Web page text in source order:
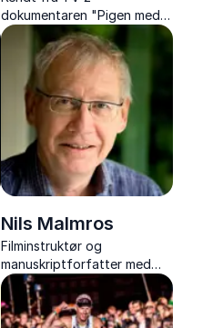
dokumentaren "Pigen med
knogler af glas" med et
rørende og humoristisk
foredrag om livsglæde
Nils Malmros
Filminstruktør og
manuskriptforfatter med
ærlige, rørende og
underholdende foredrag om
sit liv, sin filmkunst og sine